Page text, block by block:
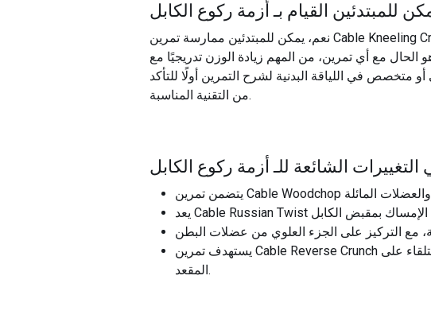
للمبتدئين القيام بـ أزمة ركوع الكابل
نعم، يمكن للمبتدئين ممارسة تمرين Cable Kneeling Crunch. إنه تمرين بسيط نسبيًا، وهو طريقة رائعة لاستهداف عضلات البطن. ومع ذلك، من المهم
الحال مع أي تمرين، من المهم زيادة الوزن تدريجيًا مع
في اللياقة البدنية لشرح التمرين أولًا للتأكد
من التقنية المناسبة.
التغييرات الشائعة للـ أزمة ركوع الكابل
يستهدف تمرين Cable Reverse Crunch عضلات البطن السفلية، ويتم إجراؤه عن طريق سحب الكابل لأعلى باستخدام ساقيك أثناء الاستلقاء على
المقعد.